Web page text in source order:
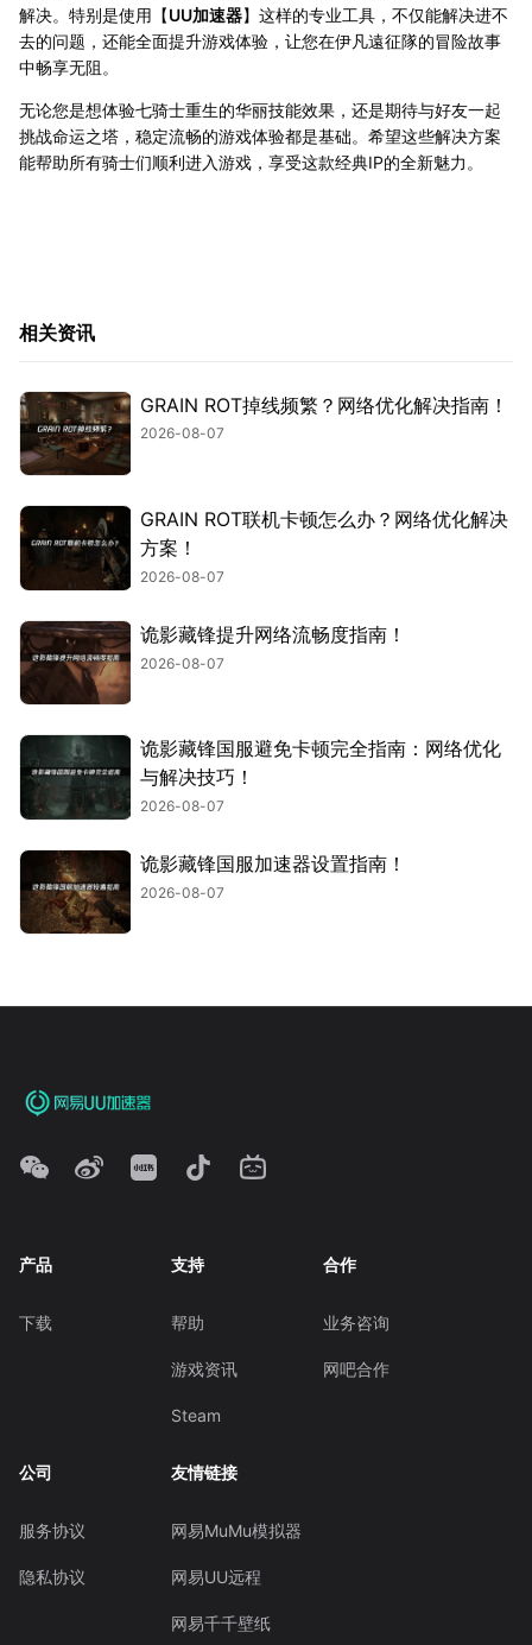
解决。特别是使用【UU加速器】这样的专业工具，不仅能解决进不
去的问题，还能全面提升游戏体验，让您在伊凡遠征隊的冒险故事
中畅享无阻。
无论您是想体验七骑士重生的华丽技能效果，还是期待与好友一起
挑战命运之塔，稳定流畅的游戏体验都是基础。希望这些解决方案
能帮助所有骑士们顺利进入游戏，享受这款经典IP的全新魅力。
相关资讯
GRAIN ROT掉线频繁？网络优化解决指南！
2026-08-07
GRAIN ROT联机卡顿怎么办？网络优化解决
方案！
2026-08-07
诡影藏锋提升网络流畅度指南！
2026-08-07
诡影藏锋国服避免卡顿完全指南：网络优化
与解决技巧！
2026-08-07
诡影藏锋国服加速器设置指南！
2026-08-07
产品
下载
支持
帮助
游戏资讯
Steam
合作
业务咨询
网吧合作
公司
服务协议
隐私协议
友情链接
网易MuMu模拟器
网易UU远程
网易千千壁纸